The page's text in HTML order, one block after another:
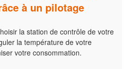
à un pilotage
la station de contrôle de votre
la température de votre
votre consommation.